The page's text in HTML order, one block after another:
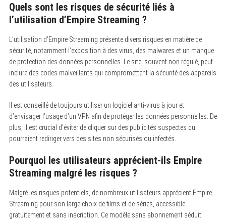
Quels sont les risques de sécurité liés à
l’utilisation d’Empire Streaming ?
L’utilisation d’Empire Streaming présente divers risques en matière de
sécurité, notamment l’exposition à des virus, des malwares et un manque
de protection des données personnelles. Le site, souvent non régulé, peut
inclure des codes malveillants qui compromettent la sécurité des appareils
des utilisateurs.
Il est conseillé de toujours utiliser un logiciel anti-virus à jour et
d’envisager l’usage d’un VPN afin de protéger les données personnelles. De
plus, il est crucial d’éviter de cliquer sur des publicités suspectes qui
pourraient rediriger vers des sites non sécurisés ou infectés.
Pourquoi les utilisateurs apprécient-ils Empire
Streaming malgré les risques ?
Malgré les risques potentiels, de nombreux utilisateurs apprécient Empire
Streaming pour son large choix de films et de séries, accessible
gratuitement et sans inscription. Ce modèle sans abonnement séduit